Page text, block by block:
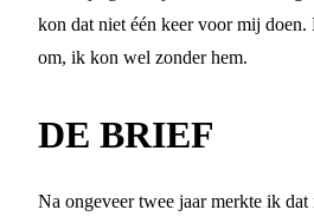
kon dat niet één keer voor mij
om, ik kon wel zonder hem.
DE BRIEF
Na ongeveer twee jaar merkte ik